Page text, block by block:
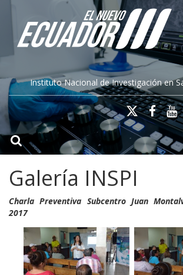
Instituto Nacional de Investigación en
Galería INSPI
Charla Preventiva Subcentro Juan
2017